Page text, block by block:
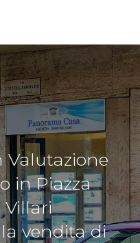
Valutazione
in Piazza
Villari
vendita di